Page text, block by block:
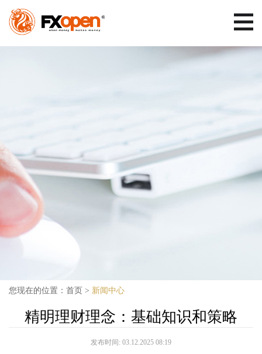
您现在的位置： 首页 > 新闻中心
精明理财理念：基础知识和策略
发布时间: 03.12.2025 08:19